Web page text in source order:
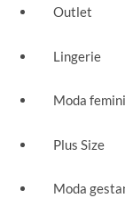
Outlet
Lingerie
Moda
Plus Size
Moda